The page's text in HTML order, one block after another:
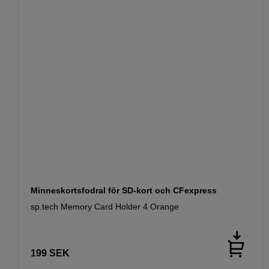
Minneskortsfodral för SD-kort och CFexpress
sp.tech Memory Card Holder 4 Orange
199 SEK